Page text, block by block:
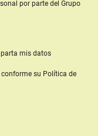
por parte del Grupo
mis datos
conforme su Política de